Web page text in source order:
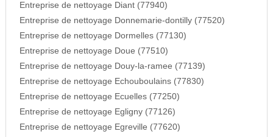
Entreprise de nettoyage Diant (77940)
Entreprise de nettoyage Donnemarie-dontilly (77520)
Entreprise de nettoyage Dormelles (77130)
Entreprise de nettoyage Doue (77510)
Entreprise de nettoyage Douy-la-ramee (77139)
Entreprise de nettoyage Echouboulains (77830)
Entreprise de nettoyage Ecuelles (77250)
Entreprise de nettoyage Egligny (77126)
Entreprise de nettoyage Egreville (77620)